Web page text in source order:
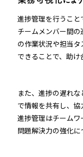
進捗管理を行うこと
チームメンバー間
の作業状況や担当
できることで、助け
また、進捗の遅れ
で情報を共有し、協
進捗管理はチーム
問題解決力の強化に